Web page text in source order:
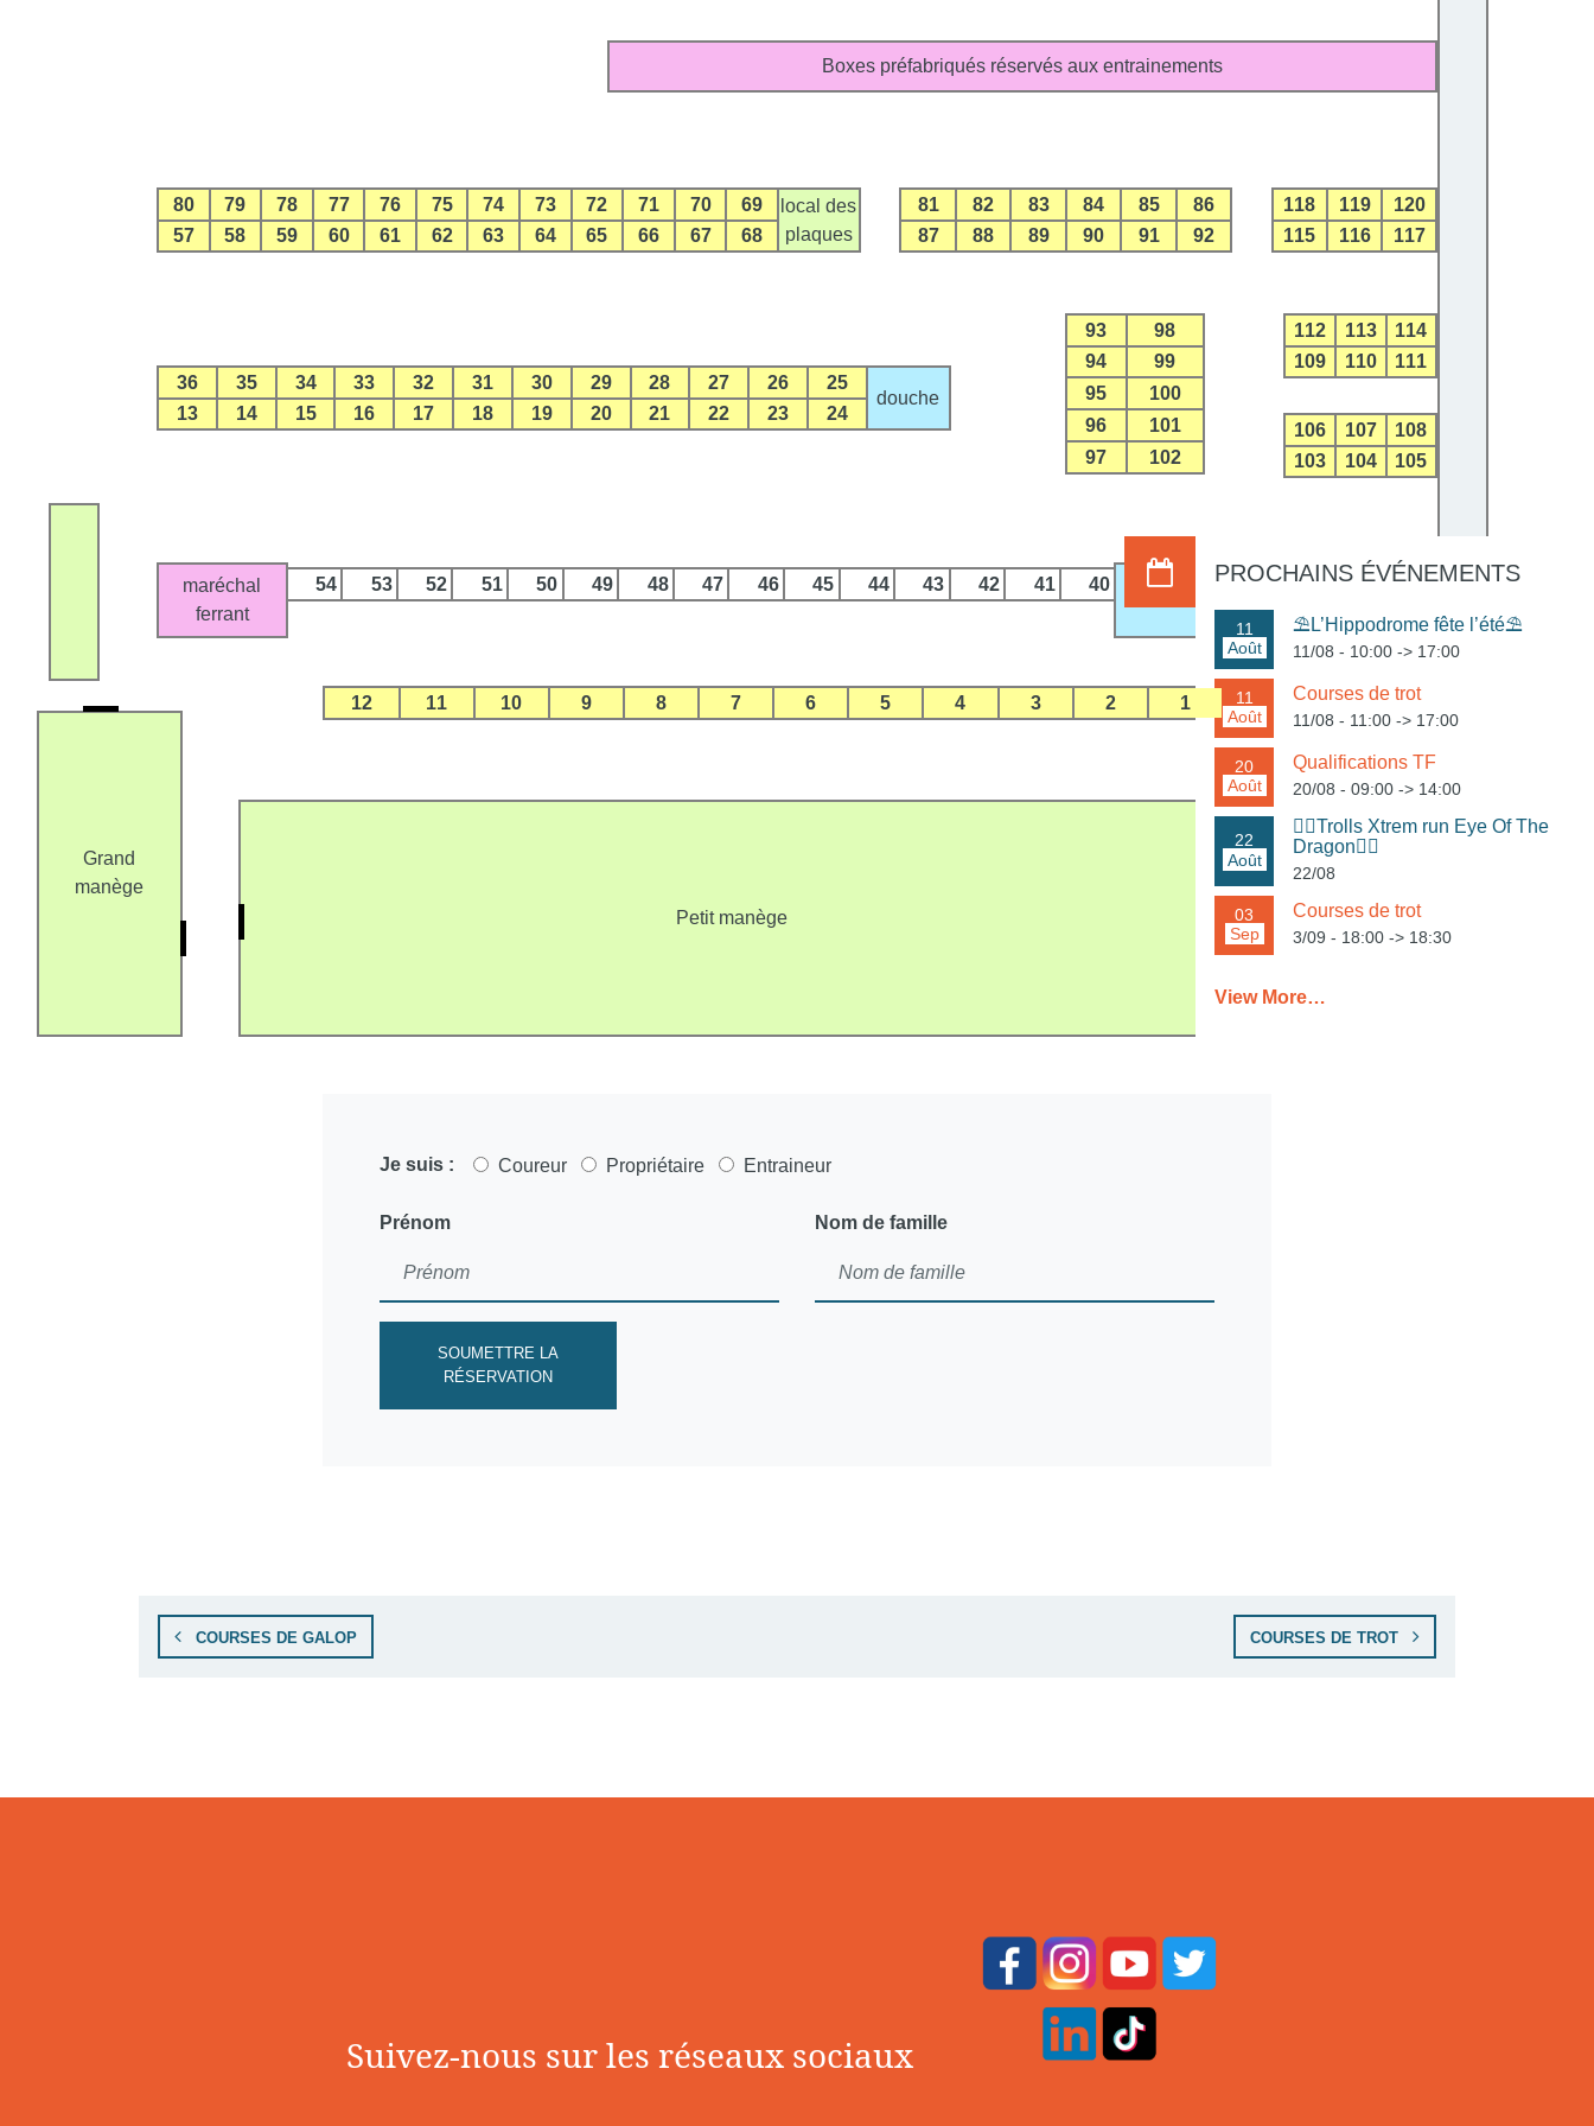
Boxes préfabriqués réservés aux entrainements
80 79 78 77 76 75 74 73 72 71 70
69
57
58 59 60 61 62 63 64 65 66 67 68
local des
plaques
81 82 83 84 85
86
87
88 89 90 91 92
118 119
120
115
116 117
36 35 34 33 32 31 30 29 28 27 26
25
13
14 15 16 17 18 19 20 21 22 23 24
douche
93
94
95
96
97
98
99
100
101
102
112 113
114
109
110 111
106 107
108
103
104 105
maréchal
ferrant
54 53 52 51 50 49 48 47 46 45 44 43 42 41 40
12 11 10 9 8 7 6 5 4 3 2 1 0 00
Grand
manège
Petit manège
Véto
Je suis : Coureur Propriétaire Entraineur
Prénom Nom de famille
SOUMETTRE LA
RÉSERVATION
COURSES DE GALOP COURSES DE TROT
Suivez-nous sur les réseaux sociaux
PROCHAINS ÉVÉNEMENTS
Août
11 ⛱️L’Hippodrome fête l’été⛱️
11/08 - 10:00 -> 17:00
Août
11 Courses de trot
11/08 - 11:00 -> 17:00
Août
20 Qualifications TF
20/08 - 09:00 -> 14:00
Août
22
🏃‍♀️Trolls Xtrem run Eye Of The
Dragon🏃‍♂️
22/08
Sep
03 Courses de trot
3/09 - 18:00 -> 18:30
View More…